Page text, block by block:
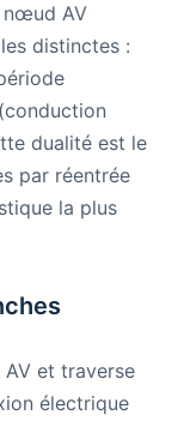
nœud AV
distinctes :
(conduction
dualité est le
par réentrée
la plus
et traverse
électrique